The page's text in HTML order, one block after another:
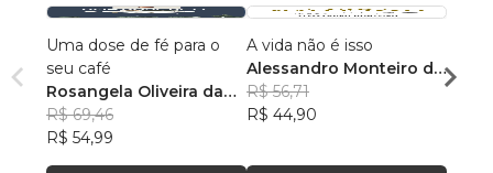
Uma dose de fé para o
seu café
Rosangela Oliveira da
Silva
R$ 69,46
R$ 54,99
A vida não é isso
Alessandro Monteiro de
Menezes
R$ 56,71
R$ 44,90
R$